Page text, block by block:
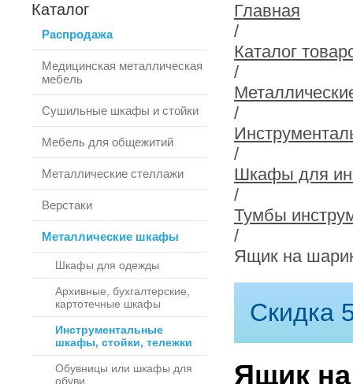
Каталог
Распродажа
Медицинская металлическая
мебель
Сушильные шкафы и стойки
Мебель для общежитий
Металлические стеллажи
Верстаки
Металлические шкафы
Шкафы для одежды
Архивные, бухгалтерские,
картотечные шкафы
Инструментальные
шкафы, стойки, тележки
Обувницы или шкафы для
обуви
Главная
/
Каталог
/
/
/
Шкафы для
/
Тумбы
/
Ящик на
Скидка
Ящик